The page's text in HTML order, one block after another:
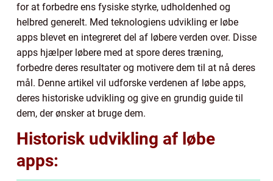
for at forbedre ens fysiske styrke, udholdenhed og
helbred generelt. Med teknologiens udvikling er løbe
apps blevet en integreret del af løbere verden over. Disse
apps hjælper løbere med at spore deres træning,
forbedre deres resultater og motivere dem til at nå deres
mål. Denne artikel vil udforske verdenen af løbe apps,
deres historiske udvikling og give en grundig guide til
dem, der ønsker at bruge dem.
Historisk udvikling af løbe
apps: